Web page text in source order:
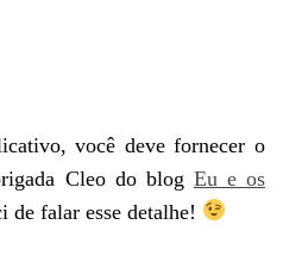
você deve fornecer o
Cleo do blog Eu e os
de falar esse detalhe!